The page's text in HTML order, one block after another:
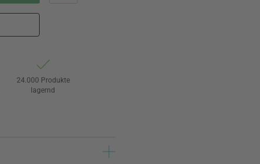
24.000 Produkte
lagernd